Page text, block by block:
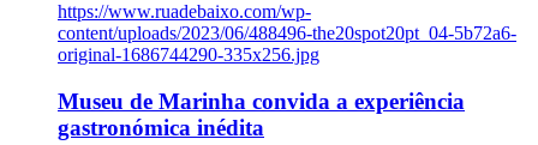
https://www.ruadebaixo.com/wp-
content/uploads/2023/06/488496-the20spot20pt_04-5b72a6-
original-1686744290-335x256.jpg
Museu de Marinha convida a experiência
gastronómica inédita